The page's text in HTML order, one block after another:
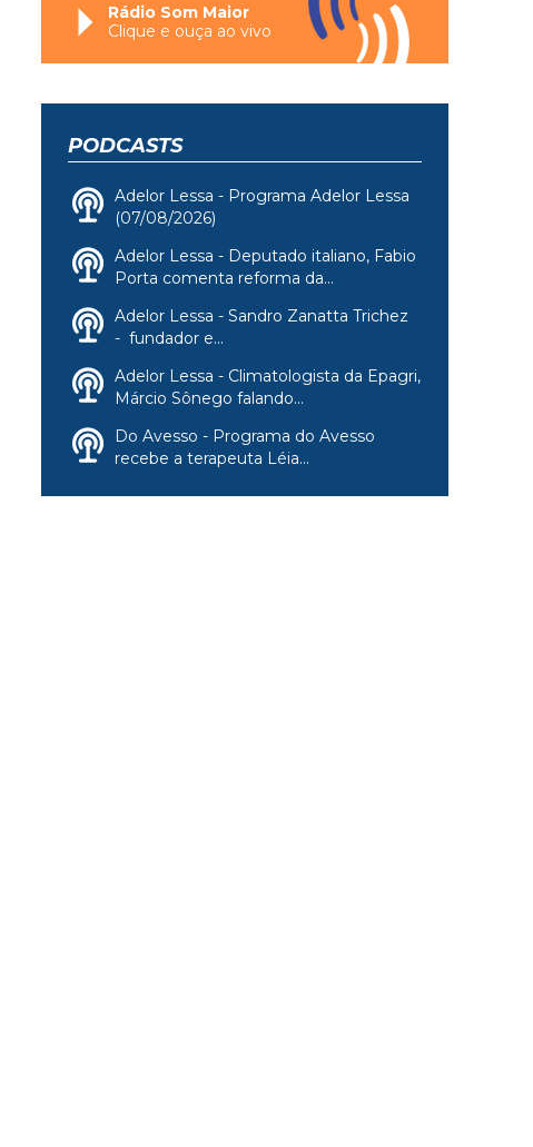
Rádio Som Maior
Clique e ouça ao vivo
PODCASTS
Adelor Lessa - Programa Adelor Lessa
(07/08/2026)
Adelor Lessa - Deputado italiano, Fabio
Porta comenta reforma da...
Adelor Lessa - Sandro Zanatta Trichez
- fundador e...
Adelor Lessa - Climatologista da Epagri,
Márcio Sônego falando...
Do Avesso - Programa do Avesso
recebe a terapeuta Léia...